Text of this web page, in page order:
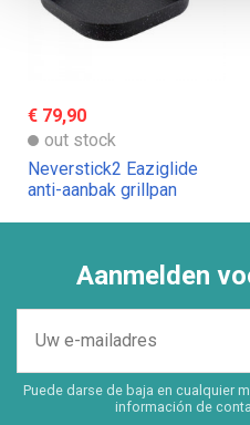
€ 79,90
out stock
Neverstick2 Eaziglide
anti-aanbak grillpan
Aanmelden
Puede darse de baja en cualquier
información de